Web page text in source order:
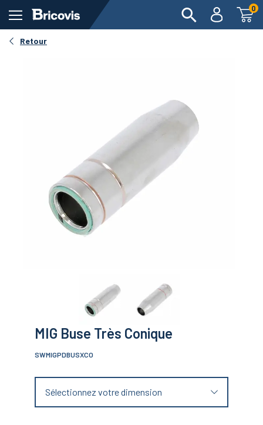
0
Retour
MIG Buse Très Conique
SWMIGPDBUSXCO
Sélectionnez votre dimension